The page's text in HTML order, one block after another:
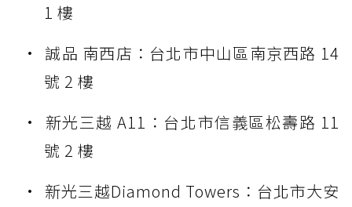
1 樓
誠品 南西店：台北市中山區南京西路 14
號 2 樓
新光三越 A11：台北市信義區松壽路 11
號 2 樓
新光三越Diamond Towers：台北市大安